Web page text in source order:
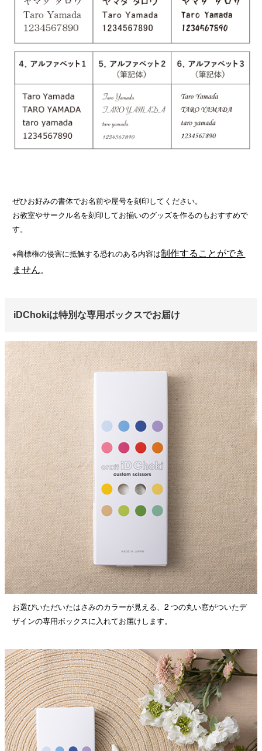
ぜひお好みの書体でお名前や屋号を刻印してください。
お教室やサークル名を刻印してお揃いのグッズを作るのもおすすめで
す。
※商標権の侵害に抵触する恐れのある内容は制作することができ
ません。
iDChokiは特別な専用ボックスでお届け
お選びいただいたはさみのカラーが見える、2 つの丸い窓がついたデ
ザインの専用ボックスに入れてお届けします。